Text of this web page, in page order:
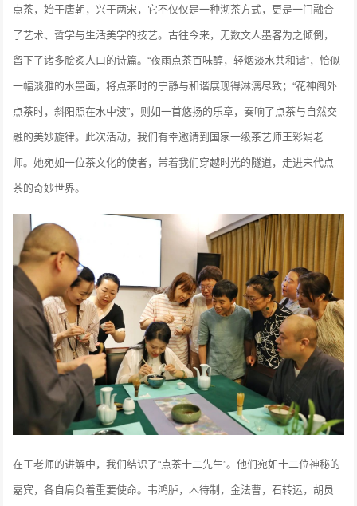
点茶，始于唐朝，兴于两宋，它不仅仅是一种沏茶方式，更是一门融合
了艺术、哲学与生活美学的技艺。古往今来，无数文人墨客为之倾倒，
留下了诸多脍炙人口的诗篇。“夜雨点茶百味醇，轻烟淡水共和谐”，恰似
一幅淡雅的水墨画，将点茶时的宁静与和谐展现得淋漓尽致；“花神阁外
点茶时，斜阳照在水中波”，则如一首悠扬的乐章，奏响了点茶与自然交
融的美妙旋律。此次活动，我们有幸邀请到国家一级茶艺师王彩娟老
师。她宛如一位茶文化的使者，带着我们穿越时光的隧道，走进宋代点
茶的奇妙世界。
在王老师的讲解中，我们结识了“点茶十二先生”。他们宛如十二位神秘的
嘉宾，各自肩负着重要使命。韦鸿胪，木待制，金法曹，石转运，胡员